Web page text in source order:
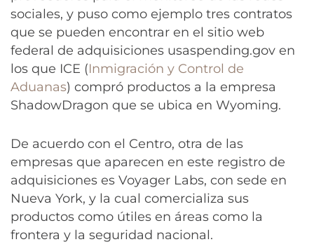
sociales, y puso como ejemplo tres contratos
que se pueden encontrar en el sitio web
federal de adquisiciones usaspending.gov en
los que ICE (Inmigración y Control de
Aduanas) compró productos a la empresa
ShadowDragon que se ubica en Wyoming.
De acuerdo con el Centro, otra de las
empresas que aparecen en este registro de
adquisiciones es Voyager Labs, con sede en
Nueva York, y la cual comercializa sus
productos como útiles en áreas como la
frontera y la seguridad nacional.